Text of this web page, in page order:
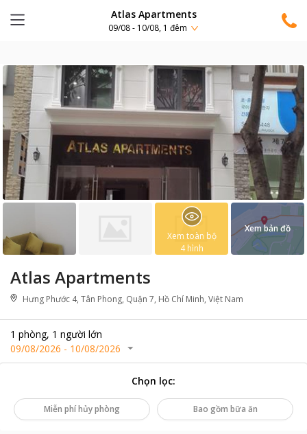
Atlas Apartments
09/08 - 10/08, 1 đêm
Atlas Apartments
Hưng Phước 4, Tân Phong, Quận 7, Hồ Chí Minh, Việt Nam
1 phòng, 1 người lớn
09/08/2026 - 10/08/2026
Xem toàn bộ
4 hình
Xem bản đồ
Chọn lọc:
Miễn phí hủy phòng Bao gồm bữa ăn